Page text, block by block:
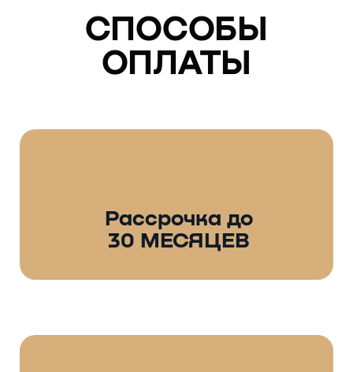
СПОСОБЫ
ОПЛАТЫ
Рассрочка до
30 МЕСЯЦЕВ